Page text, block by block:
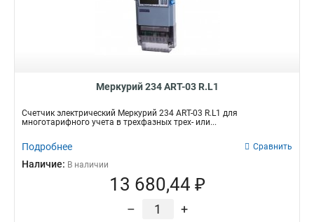
Mеркурий 234 ART-03 R.L1
Счетчик электрический Mеркурий 234 ART-03 R.L1 для
многотарифного учета в трехфазных трех- или...
Подробнее Сравнить
Наличие: В наличии
13 680,44 ₽
– +